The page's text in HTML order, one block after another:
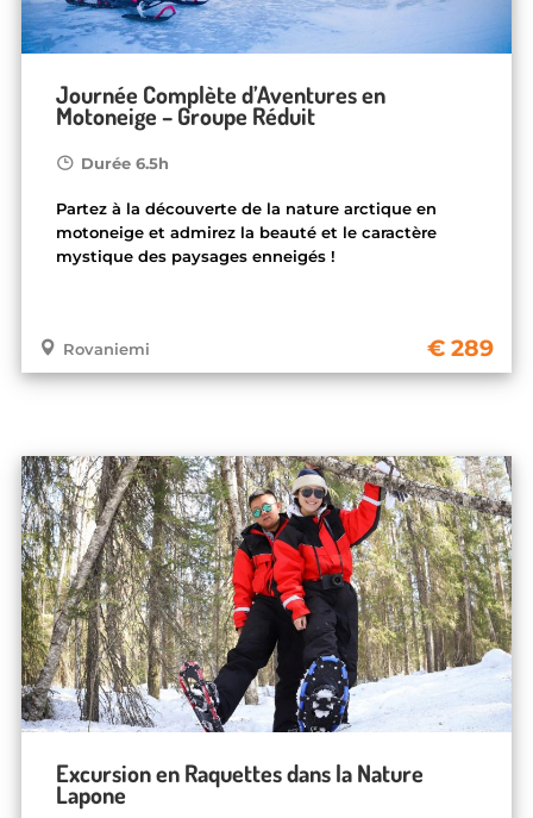
Journée Complète d’Aventures en
Motoneige – Groupe Réduit
Durée 6.5h
Partez à la découverte de la nature arctique en
motoneige et admirez la beauté et le caractère
mystique des paysages enneigés !
Rovaniemi 289
Excursion en Raquettes dans la Nature
Lapone